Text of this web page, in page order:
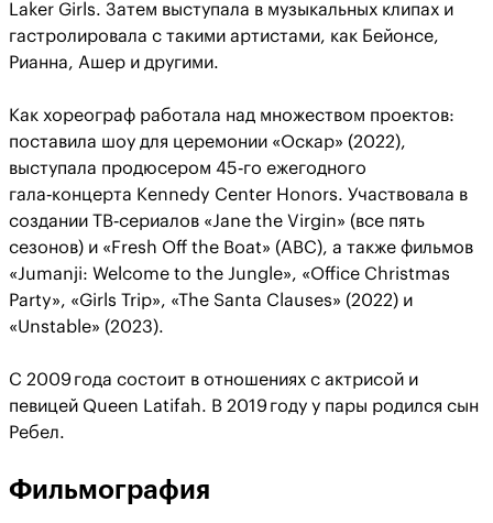
Laker Girls. Затем выступала в музыкальных клипах и
гастролировала с такими артистами, как Бейонсе,
Рианна, Ашер и другими.
Как хореограф работала над множеством проектов:
поставила шоу для церемонии «Оскар» (2022),
выступала продюсером 45‑го ежегодного
гала‑концерта Kennedy Center Honors. Участвовала в
создании ТВ‑сериалов «Jane the Virgin» (все пять
сезонов) и «Fresh Off the Boat» (ABC), а также фильмов
«Jumanji: Welcome to the Jungle», «Office Christmas
Party», «Girls Trip», «The Santa Clauses» (2022) и
«Unstable» (2023).
С 2009 года состоит в отношениях с актрисой и
певицей Queen Latifah. В 2019 году у пары родился сын
Ребел.
Фильмография